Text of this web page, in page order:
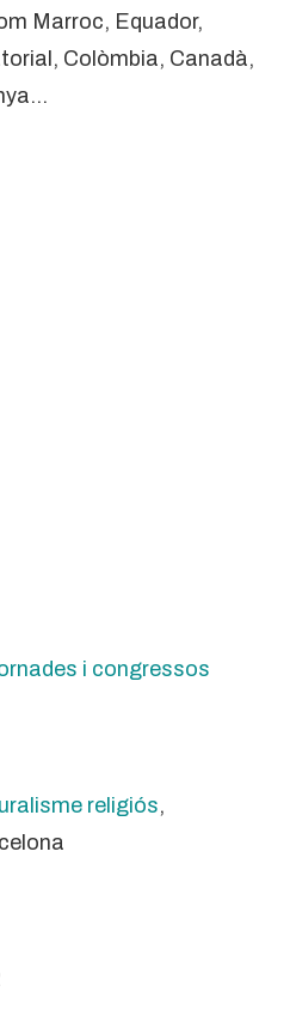
Marroc, Equador,
Colòmbia, Canadà,
i congressos
religiós,